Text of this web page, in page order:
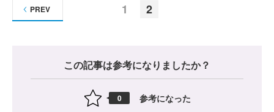
1 2
PREV
この記事は参考になりましたか？
0 参考になった